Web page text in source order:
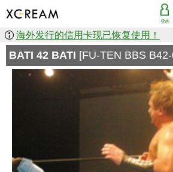
登录
海外发行的信用卡现已恢复使用！
BATI 42 BATI [FU-TEN BBS B42-